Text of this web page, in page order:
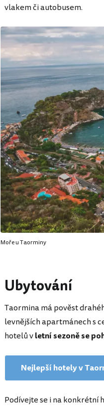
vlakem či autobusem.
Moře u Taorminy
Ubytování
Taormina má pověst
levnějších apartmánech s
hotelů vletní sezoně se
Nejlepší hotely v
Podívejte se i na konkrétní